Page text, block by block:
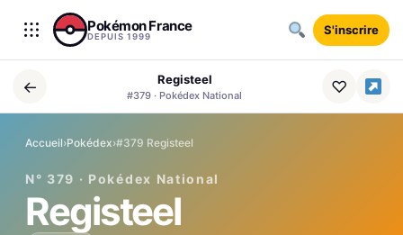
Aller au contenu
Pokémon France
DEPUIS 1999 S'inscrire
← Registeel
#379 · Pokédex National ♡
Accueil›Pokédex›#379 Registeel
N° 379 · Pokédex National
Registeel